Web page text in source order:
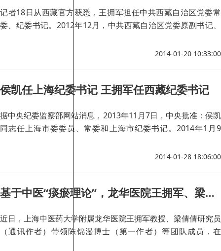
记者18日从西藏官方获悉，王拥军担任中共西藏自治区党委常
委、纪委书记。2012年12月，中共西藏自治区党委原副书记、
2014-01-20 10:33:00
侯凯任上海纪委书记 王拥军任西藏纪委书记
据中央纪委监察部网站消息，2013年11月7日，中央批准：侯凯
同志任上海市委委员、常委和上海市纪委书记。2014年1月9
2014-01-28 18:06:00
基于中医“痰瘀理论”，龙华医院王拥军、梁倩倩研究团队首先提出淋巴系统是治疗出血性疾病的潜在靶点
近日，上海中医药大学附属龙华医院王拥军教授、梁倩倩研究员
（通讯作者）带领陈锦漫博士（第一作者）等团队成员，在